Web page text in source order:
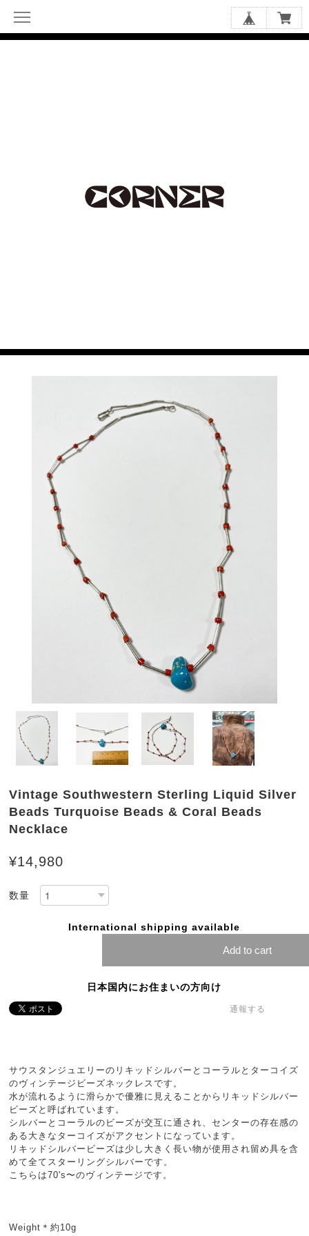
Vintage Southwestern Sterling Liquid Silver
Beads Turquoise Beads & Coral Beads
Necklace
¥14,980
数量
International shipping available
Add to cart
日本国内にお住まいの方向け
通報する
サウスタンジュエリーのリキッドシルバーとコーラルとターコイズ
のヴィンテージビーズネックレスです。
水が流れるように滑らかで優雅に見えることからリキッドシルバー
ビーズと呼ばれています。
シルバーとコーラルのビーズが交互に通され、センターの存在感の
ある大きなターコイズがアクセントになっています。
リキッドシルバービーズは少し大きく長い物が使用され留め具を含
めて全てスターリングシルバーです。
こちらは70's〜のヴィンテージです。
Weight＊約10g